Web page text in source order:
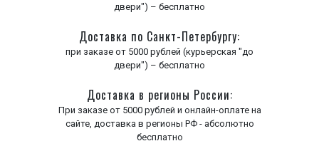
двери") – бесплатно
Доставка по Санкт-Петербургу:
при заказе от 5000 рублей (курьерская "до
двери") – бесплатно
Доставка в регионы России:
При заказе от 5000 рублей и онлайн-оплате на
сайте, доставка в регионы РФ - абсолютно
бесплатно